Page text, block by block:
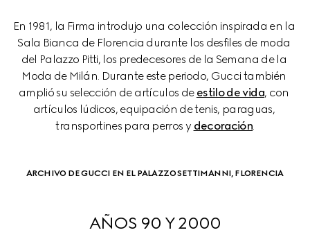
En 1981, la Firma introdujo una colección inspirada en la
Sala Bianca de Florencia durante los desfiles de moda
del Palazzo Pitti, los predecesores de la Semana de la
Moda de Milán. Durante este periodo, Gucci también
amplió su selección de artículos de estilo de vida, con
artículos lúdicos, equipación de tenis, paraguas,
transportines para perros y decoración.
ARCHIVO DE GUCCI EN EL PALAZZO SETTIMANNI, FLORENCIA
AÑOS 90 Y 2000